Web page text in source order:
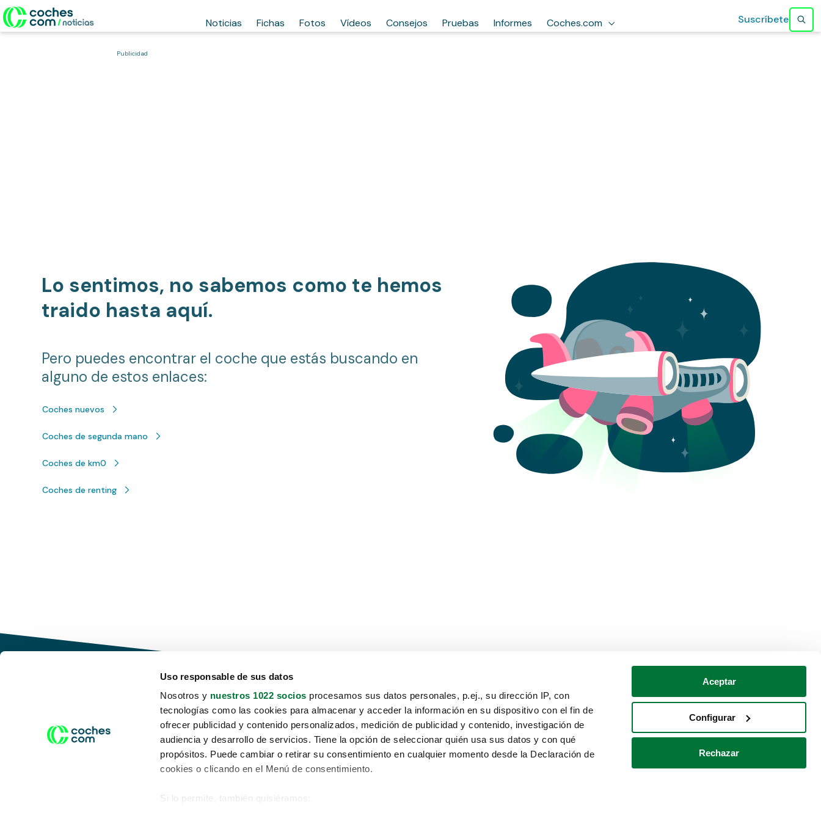
Uso responsable de sus datos
Nosotros y nuestros 1022 socios procesamos sus datos personales, p.ej., su dirección IP, con
tecnologías como las cookies para almacenar y acceder la información en su dispositivo con el fin de
ofrecer publicidad y contenido personalizados, medición de publicidad y contenido, investigación de
audiencia y desarrollo de servicios. Tiene la opción de seleccionar quién usa sus datos y con qué
propósitos. Puede cambiar o retirar su consentimiento en cualquier momento desde la Declaración de
cookies o clicando en el Menú de consentimiento.
Si lo permite, también quisiéramos:
Aceptar
Configurar
Rechazar
Noticias Fichas Fotos Vídeos Consejos Pruebas Informes Coches.com Suscríbete
Publicidad
Lo sentimos, no sabemos como te hemos
traido hasta aquí.
Pero puedes encontrar el coche que estás buscando en
alguno de estos enlaces:
Coches nuevos
Coches de segunda mano
Coches de km0
Coches de renting
Conduce tu futuro,
desata tu movilidad